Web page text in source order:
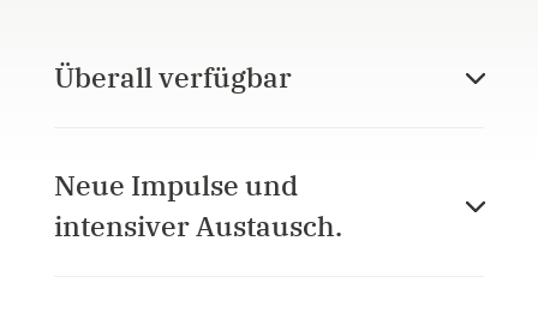
Überall verfügbar
Neue Impulse und
intensiver Austausch.